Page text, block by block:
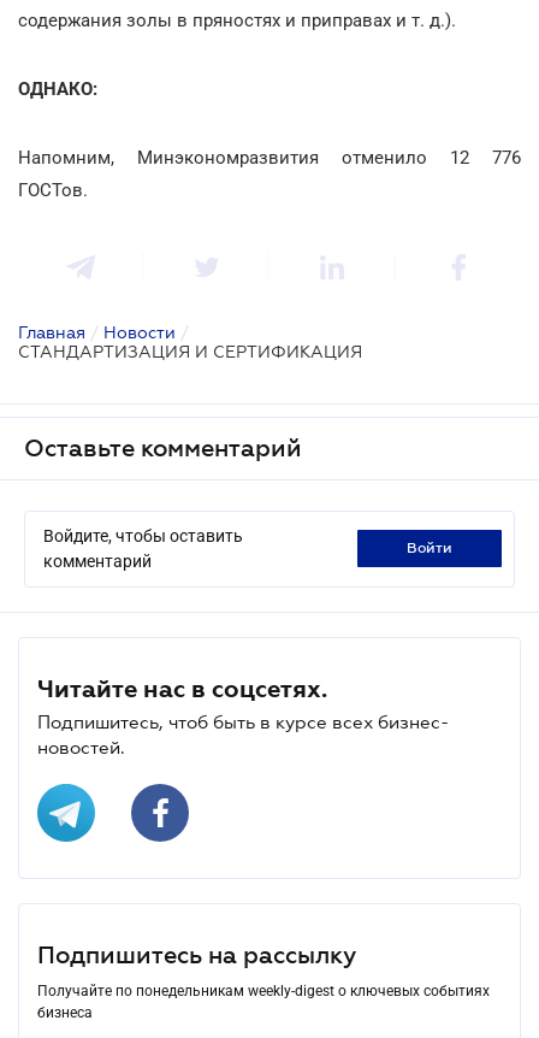
содержания золы в пряностях и приправах и т. д.).
ОДНАКО:
Напомним, Минэкономразвития отменило 12 776
ГОСТов.
Главная / Новости /
СТАНДАРТИЗАЦИЯ И СЕРТИФИКАЦИЯ
Оставьте комментарий
Войдите, чтобы оставить
комментарий
войти
Читайте нас в соцсетях.
Подпишитесь, чтоб быть в курсе всех бизнес-
новостей.
Подпишитесь на рассылку
Получайте по понедельникам weekly-digest о ключевых событиях
бизнеса